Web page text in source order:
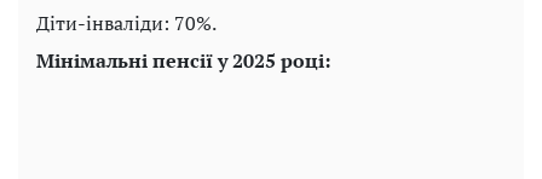
Діти-інваліди: 70%.
Мінімальні пенсії у 2025 році: